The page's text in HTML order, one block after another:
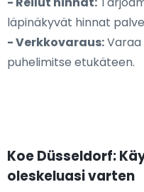
läpinäkyvät hinnat
- Verkkovaraus:
puhelimitse etukäteen.
Koe Düsseldorf:
oleskeluasi varten